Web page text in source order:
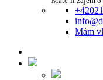
Mám